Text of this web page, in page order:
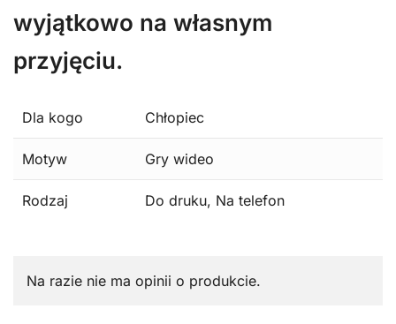
wyjątkowo na własnym
przyjęciu.
Dla kogo Chłopiec
Motyw Gry wideo
Rodzaj Do druku, Na telefon
Na razie nie ma opinii o produkcie.